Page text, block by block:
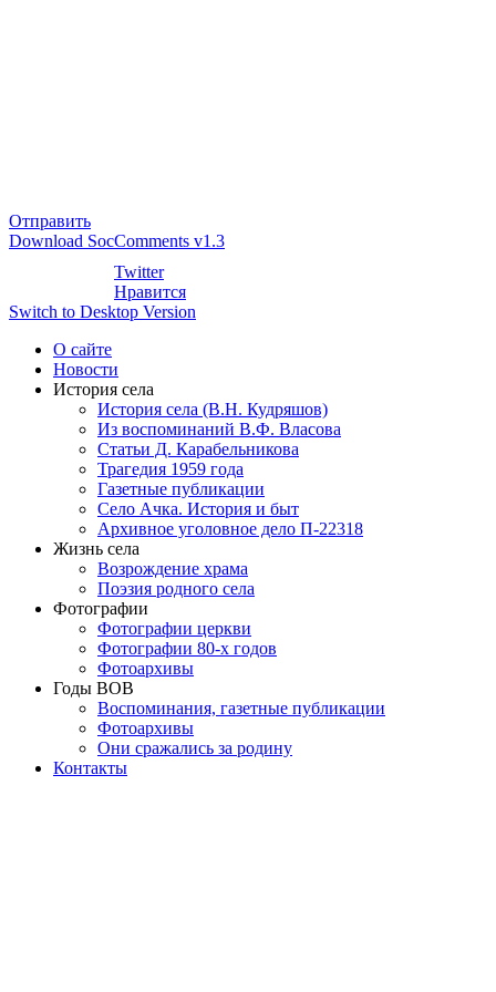
Отправить
Download SocComments v1.3
Twitter
Нравится
Switch to Desktop Version
О сайте
Новости
История села
История села (В.Н. Кудряшов)
Из воспоминаний В.Ф. Власова
Статьи Д. Карабельникова
Трагедия 1959 года
Газетные публикации
Село Ачка. История и быт
Архивное уголовное дело П-22318
Жизнь села
Возрождение храма
Поэзия родного села
Фотографии
Фотографии церкви
Фотографии 80-х годов
Фотоархивы
Годы ВОВ
Воспоминания, газетные публикации
Фотоархивы
Они сражались за родину
Контакты